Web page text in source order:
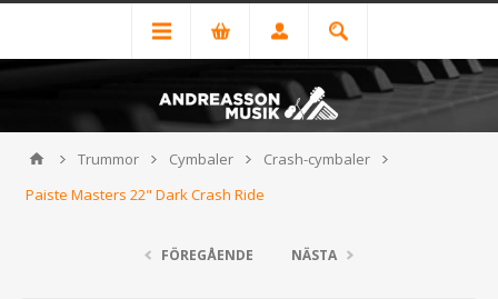
Trummor Cymbaler
Crash-cymbaler
Paiste Masters 22" Dark Crash Ride
FÖREGÅENDE NÄSTA